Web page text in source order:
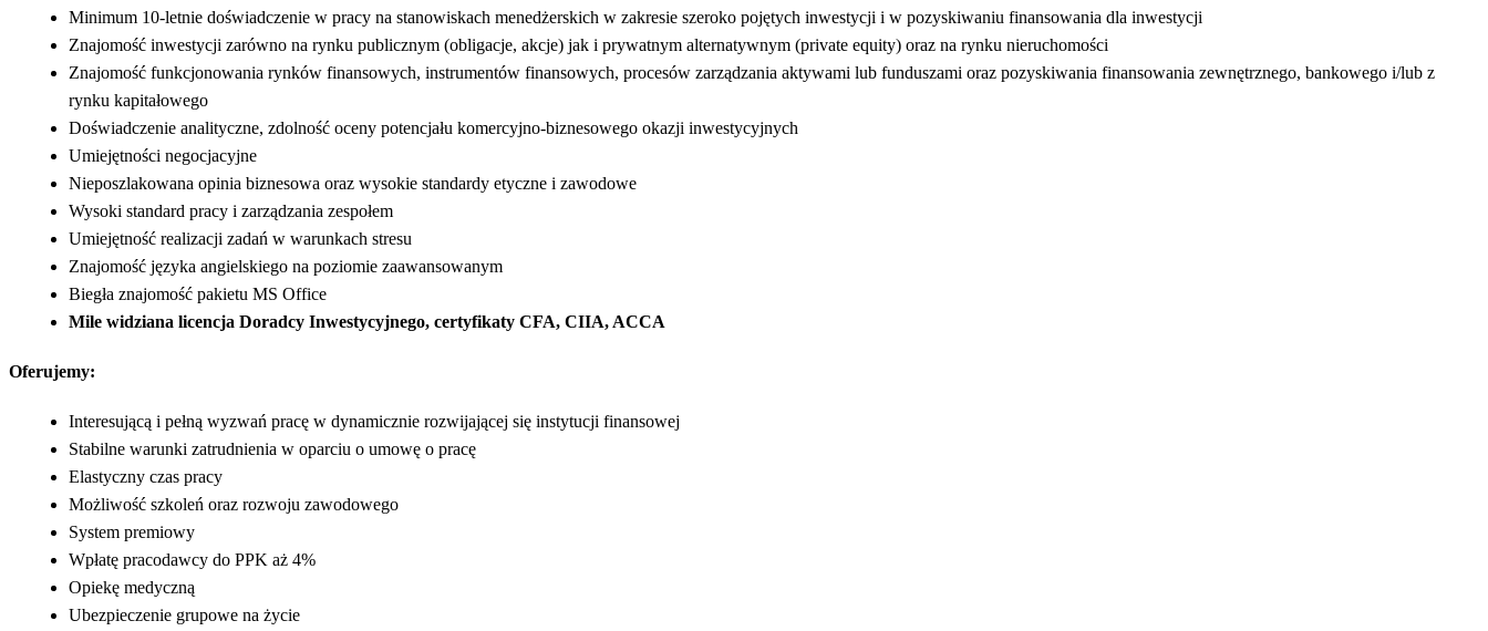
Minimum 10-letnie doświadczenie w pracy na stanowiskach menedżerskich w zakresie szeroko pojętych inwestycji i w pozyskiwaniu finansowania dla inwestycji
Znajomość inwestycji zarówno na rynku publicznym (obligacje, akcje) jak i prywatnym alternatywnym (private equity) oraz na rynku nieruchomości
Znajomość funkcjonowania rynków finansowych, instrumentów finansowych, procesów zarządzania aktywami lub funduszami oraz pozyskiwania finansowania zewnętrznego, bankowego i/lub z
rynku kapitałowego
Doświadczenie analityczne, zdolność oceny potencjału komercyjno-biznesowego okazji inwestycyjnych
Umiejętności negocjacyjne
Nieposzlakowana opinia biznesowa oraz wysokie standardy etyczne i zawodowe
Wysoki standard pracy i zarządzania zespołem
Umiejętność realizacji zadań w warunkach stresu
Znajomość języka angielskiego na poziomie zaawansowanym
Biegła znajomość pakietu MS Office
Mile widziana licencja Doradcy Inwestycyjnego, certyfikaty CFA, CIIA, ACCA
Oferujemy:
Interesującą i pełną wyzwań pracę w dynamicznie rozwijającej się instytucji finansowej
Stabilne warunki zatrudnienia w oparciu o umowę o pracę
Elastyczny czas pracy
Możliwość szkoleń oraz rozwoju zawodowego
System premiowy
Wpłatę pracodawcy do PPK aż 4%
Opiekę medyczną
Ubezpieczenie grupowe na życie